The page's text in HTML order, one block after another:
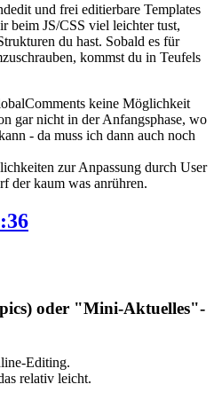
und frei editierbare Templates
beim JS/CSS viel leichter tust,
du hast. Sobald es für
kommst du in Teufels
keine Möglichkeit
gar nicht in der Anfangsphase, wo
- da muss ich dann auch noch
zur Anpassung durch User
der kaum was anrühren.
oder "Mini-Aktuelles"-
Editing.
relativ leicht.